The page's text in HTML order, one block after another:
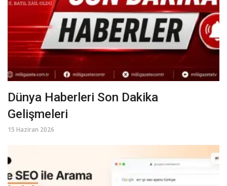
Dünya Haberleri Son Dakika
Gelişmeleri
15 Haziran 2026